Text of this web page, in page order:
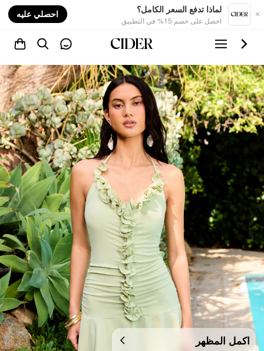
لماذا تدفع السعر الكامل؟
احصل على خصم 15% في التطبيق
احصلي عليه
اكمل المظهر